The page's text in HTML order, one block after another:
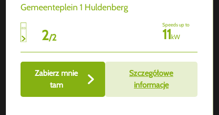
Gemeenteplein 1 Huldenberg
2/2
Speeds up to
11kW
Zabierz mnie
tam
Szczegółowe
informacje